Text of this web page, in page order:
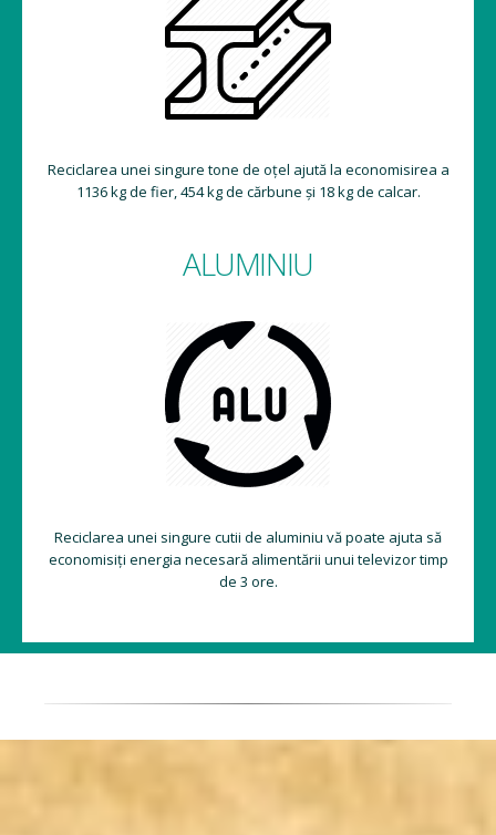
Reciclarea unei singure tone de oțel ajută la economisirea a
1136 kg de fier, 454 kg de cărbune și 18 kg de calcar.
ALUMINIU
Reciclarea unei singure cutii de aluminiu vă poate ajuta să
economisiți energia necesară alimentării unui televizor timp
de 3 ore.